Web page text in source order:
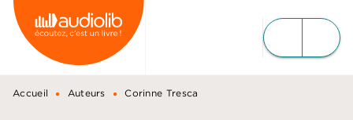
MENU RECHERCHE
CONTENU
PIED DE PAGE
Accueil • Auteurs • Corinne Tresca